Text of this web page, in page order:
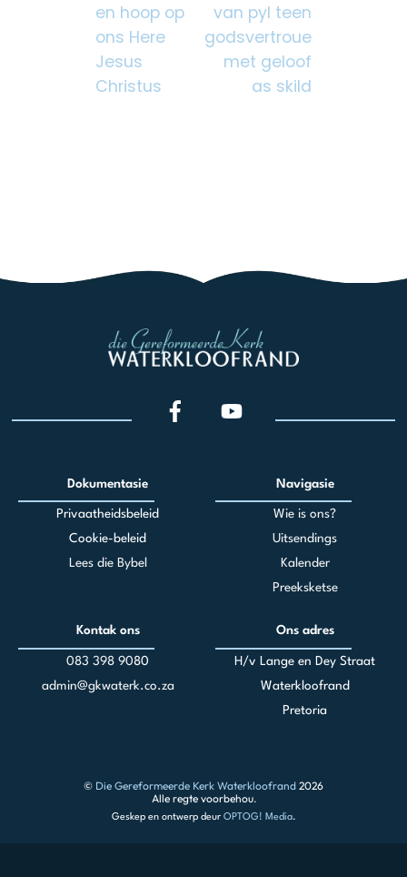
en hoop op
ons Here
Jesus
Christus
van pyl teen
godsvertroue
met geloof
as skild
Dokumentasie
Privaatheidsbeleid
Cookie-beleid
Lees die Bybel
Navigasie
Wie is ons?
Uitsendings
Kalender
Preeksketse
Kontak ons
083 398 9080
admin@gkwaterk.co.za
Ons adres
H/v Lange en Dey Straat
Waterkloofrand
Pretoria
© Die Gereformeerde Kerk Waterkloofrand 2026
Alle regte voorbehou.
Geskep en ontwerp deur OPTOG! Media.